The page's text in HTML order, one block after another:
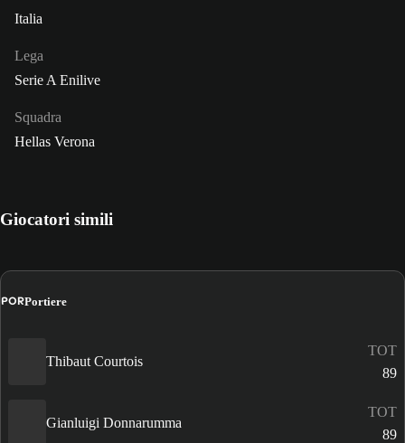
Italia
Lega
Serie A Enilive
Squadra
Hellas Verona
Giocatori simili
PORPortiere
Thibaut Courtois
TOT
89
Gianluigi Donnarumma
TOT
89